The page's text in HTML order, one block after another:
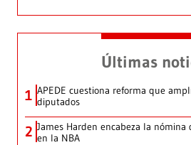
Últimas
1 APEDE cuestiona reforma que
diputados
2 James Harden encabeza la
en la NBA